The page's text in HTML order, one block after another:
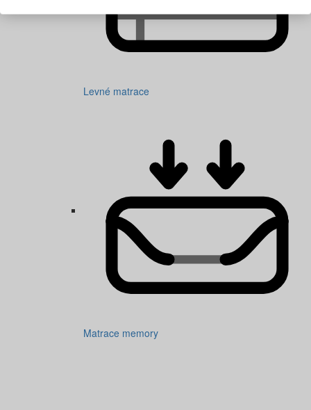
Levné matrace
Matrace memory